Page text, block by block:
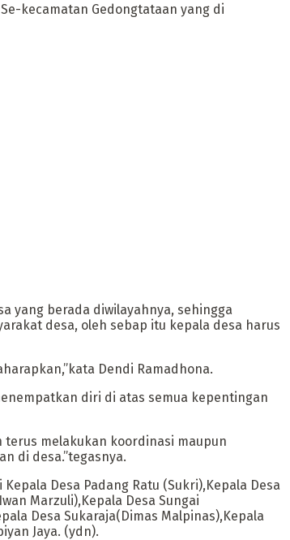
kecamatan Gedongtataan yang di
yang berada diwilayahnya, sehingga
desa, oleh sebap itu kepala desa harus
Dendi Ramadhona.
diri di atas semua kepentingan
terus melakukan koordinasi maupun
di desa.”tegasnya.
Desa Padang Ratu (Sukri),Kepala Desa
Marzuli),Kepala Desa Sungai
Desa Sukaraja(Dimas Malpinas),Kepala
Jaya. (ydn).